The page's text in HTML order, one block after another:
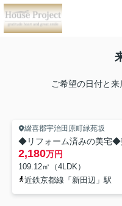
ご希望の日付と来
綴喜郡宇治田原町緑苑坂
2,180万円
109.12㎡（4LDK）
近鉄京都線「新田辺」駅